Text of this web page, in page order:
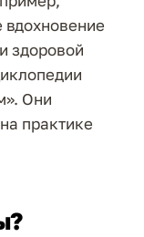
здоровой
Они
практике